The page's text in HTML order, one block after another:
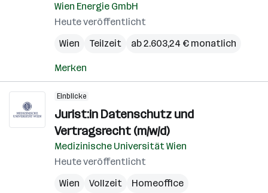
Wien Energie GmbH
Heute veröffentlicht
Wien
Teilzeit ab 2.603,24 € monatlich
Merken
Einblicke
Jurist:in Datenschutz und
Vertragsrecht (m/w/d)
Medizinische Universität Wien
Heute veröffentlicht
Wien
Vollzeit
Homeoffice